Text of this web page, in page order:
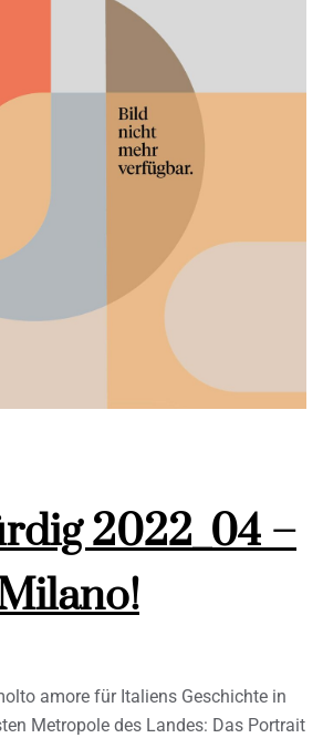
2022_04 –
amore für Italiens Geschichte in
Metropole des Landes: Das Portrait